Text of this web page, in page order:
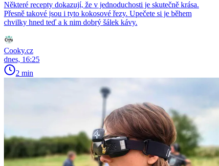
Některé recepty dokazují, že v jednoduchosti je skutečně krása.
Přesně takové jsou i tyto kokosové řezy. Upečete si je během
chvilky hned teď a k nim dobrý šálek kávy.
Cooky.cz
dnes, 16:25
2 min